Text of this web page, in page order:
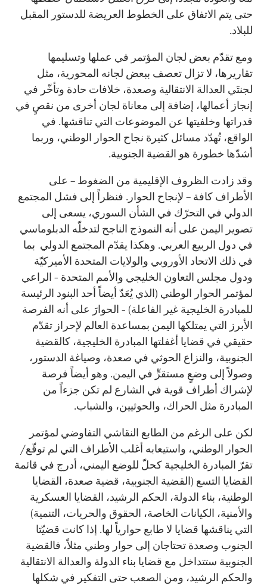
حتى يتم الاتفاق على الخطوط العريضة للدستور المقبل
للبلاد.
ومع تقدّم بعض لجان المؤتمر في عملها وتسليمها
تقاريرها، لا تزال تعصف ببعض لجانه المحورية، مثل
لجنتَي العدالة الانتقالية وصعدة، خلافات حادة وتأخّر في
إنجاز أعمالها، إضافة إلى معاناة لجان أخرى من نقصٍ في
قدراتها وخلفيتها عن الموضوعات التي تناقشها. في
الواقع، تُهدّد مسائل كثيرة نجاح الحوار الوطني، وربما
أشدّها خطورة هو القضية الجنوبية.
وقد زادت الظروف الإقليمية من الضغوط – على
الأطراف كافة – لإنجاح الحوار. فنظراً إلى فشل المجتمع
الدولي في التحرّك في الشأن السوري، يسعى إلى
تصوير اليمن على أنه النموذج الناجح لتدخلّه الدبلوماسي
في دول الربيع العربي. وهكذا يقدّم المجتمع الدولي بما
في ذلك الاتحاد الأوروبي والولايات المتحدة الأميركيّة
ودول مجلس التعاون الخليجي والأمم المتحدة - الراعي
لمؤتمر الحوار الوطني (الذي يُعَدّ أيضاً أحد البنود الرئيسة
للمبادرة الخليجية غير الفاعلة) - الحوارَ على أنه الفرصة
الأبرز التي يمتلكها اليمن بمساعدة العالم لإحراز تقدّم
حقيقي في قضايا أغفلتها المبادرة الخليجية، كالقضية
الجنوبية، والنزاع الحوثي في صعدة، وصياغة الدستور،
وصولاً إلى وضعٍ مستقرٍّ في اليمن. وهو أيضاً فرصة
لإشراك أطراف قوية في الشارع لم تكن جزءاً من
المبادرة مثل الحراك، والحوثيين، والشباب.
لكن على الرغم من الطابع النقاشي التفاوضي لمؤتمر
الحوار الوطني، واستيعابه أغلب الأطراف التي لم توقّع/
تقرّ المبادرة الخليجية كحلّ للوضع اليمني، أدرج في قائمة
القضايا التسع (القضية الجنوبية، قضية صعدة، القضايا
الوطنية، بناء الدولة، الحكم الرشيد، القضايا العسكرية
والأمنية، الكيانات الخاصة، الحقوق والحريات، التنمية)
التي يناقشها قضايا لا طابع حوارياً لها. إذا كانت قضيّتا
الجنوب وصعدة تحتاجان إلى حوار وطني مثلاً، فالقضية
الجنوبية ستتداخل مع قضايا بناء الدولة والعدالة الانتقالية
والحكم الرشيد، ومن الصعب حتى التفكير في شكلها